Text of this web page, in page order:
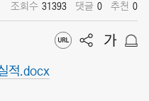
조회수 31393 댓글 0 추천 0
적.docx